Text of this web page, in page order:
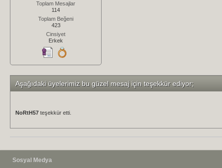
Toplam Mesajlar
114
Toplam Beğeni
423
Cinsiyet
Erkek
Aşağıdaki üyelerimiz bu güzel mesaj için teşekkür ediyor;
NoRtH57 teşekkür etti.
Sosyal Medya